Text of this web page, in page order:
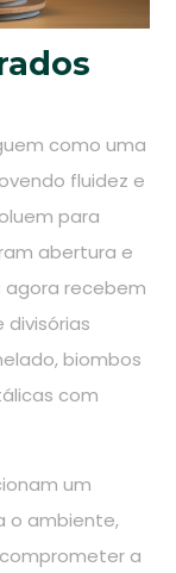
como uma
fluidez e
para
abertura e
agora recebem
biombos
com
um
o ambiente,
a